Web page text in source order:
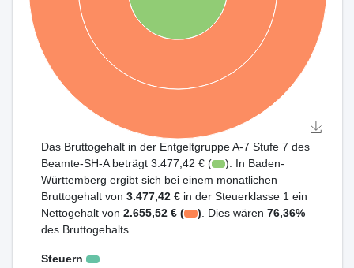
Das Bruttogehalt in der Entgeltgruppe A-7 Stufe 7 des
Beamte-SH-A beträgt 3.477,42 € (
). In Baden-
Württemberg ergibt sich bei einem monatlichen
Bruttogehalt von 3.477,42 € in der Steuerklasse 1 ein
Nettogehalt von 2.655,52 € ( ) . Dies wären76,36%
des Bruttogehalts.
Steuern